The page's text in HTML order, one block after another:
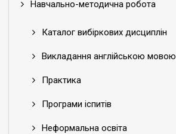
Навчально-методична робота
Каталог вибіркових дисциплін
Викладання англійською мовою
Практика
Програми іспитів
Неформальна освіта